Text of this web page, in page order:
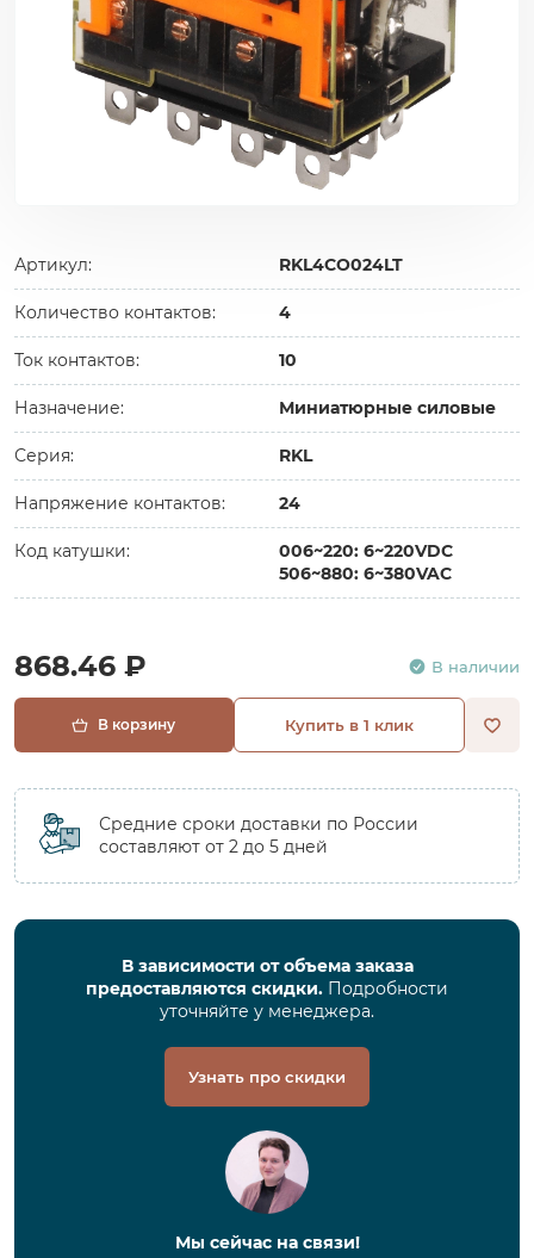
Артикул: RKL4CO024LT
Количество контактов: 4
Ток контактов: 10
Назначение: Миниатюрные силовые
Серия: RKL
Напряжение контактов: 24
Код катушки:
006~220: 6~220VDC
506~880: 6~380VAC
868.46 ₽ В наличии
В корзину Купить в 1 клик
Средние сроки доставки по России
составляют от 2 до 5 дней
В зависимости от объема заказа
предоставляются скидки. Подробности
уточняйте у менеджера.
Узнать про скидки
Мы сейчас на связи!